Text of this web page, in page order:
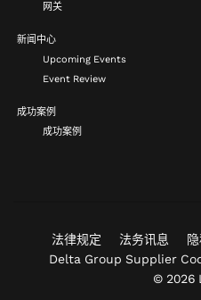
网关
新闻中心
Upcoming Events
Event Review
成功案例
成功案例
法律规定 法务讯息
Delta Group Supplier
© 2026